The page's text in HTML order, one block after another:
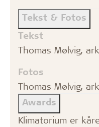
Tekst & Fotos
Tekst
Thomas Mølvig,
Fotos
Thomas Mølvig,
Awards
Klimatorium er